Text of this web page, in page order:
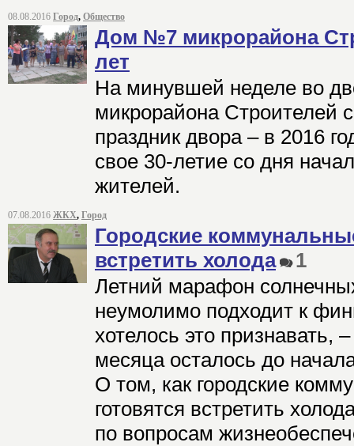
08.08.2016 Город, Общество
Дом №7 микрорайона
лет
На минувшей неделе во
микрорайона Строителей
праздник двора – в 2016
свое 30-летие со дня
жителей.
07.08.2016 ЖКХ, Город
Городские
встретить холода
1
Летний марафон
неумолимо подходит к
хотелось это признавать,
месяца осталось до
О том, как городские
готовятся встретить
по вопросам